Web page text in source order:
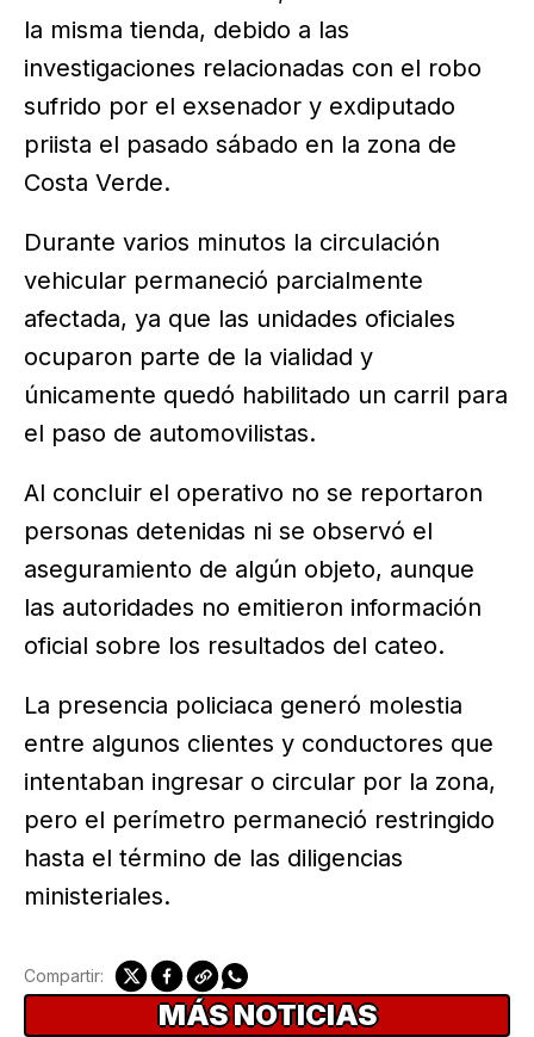
la misma tienda, debido a las
investigaciones relacionadas con el robo
sufrido por el exsenador y exdiputado
priista el pasado sábado en la zona de
Costa Verde.
Durante varios minutos la circulación
vehicular permaneció parcialmente
afectada, ya que las unidades oficiales
ocuparon parte de la vialidad y
únicamente quedó habilitado un carril para
el paso de automovilistas.
Al concluir el operativo no se reportaron
personas detenidas ni se observó el
aseguramiento de algún objeto, aunque
las autoridades no emitieron información
oficial sobre los resultados del cateo.
La presencia policiaca generó molestia
entre algunos clientes y conductores que
intentaban ingresar o circular por la zona,
pero el perímetro permaneció restringido
hasta el término de las diligencias
ministeriales.
Compartir:
MÁS NOTICIAS